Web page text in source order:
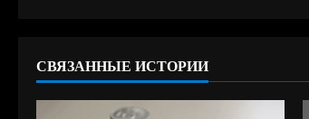
и
т
СВЯЗАННЫЕ ИСТОРИИ